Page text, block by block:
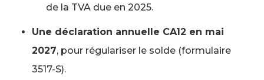
de la TVA due en 2025.
Une déclaration annuelle CA12 en mai
2027, pour régulariser le solde (formulaire
3517-S).